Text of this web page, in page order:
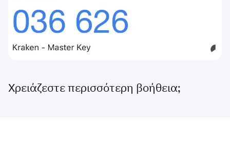
Χρειάζεστε περισσότερη βοήθεια;